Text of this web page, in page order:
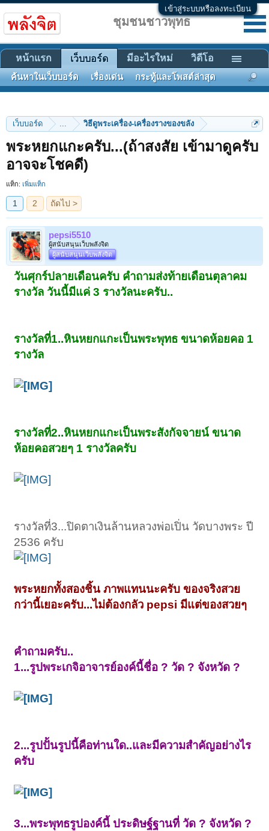
เข้าสู่ระบบหรือลงทะเบียน
เว็บบอร์ด ... วิธีดูพระเครื่อง-เครื่องรางของขลัง
พระหยกแกะครับ...(ถ้าสงสัย เข้ามาดูครับ
อาจจะโชคดี)
แท็ก: เพิ่มแท็ก
1 2 ถัดไป >
pepsi5510
ผู้สนับสนุนเว็บพลังจิต
ผู้สนับสนุนเว็บพลังจิต
วันศุกร์ปลายเดือนครับ คําถามส่งท้ายเดือนตุลาคม
รางวัล วันนี้มีแค่ 3 รางวัลนะครับ..
รางวัลที่1..หินหยกแกะเป็นพระพุทธ ขนาดห้อยคอ 1
รางวัล
รางวัลที่2..หินหยกแกะเป็นพระสังกัจจายน์ ขนาด
ห้อยคอสวยๆ 1 รางวัลครับ
รางวัลที่3...ปิดตาเงินล้านหลวงพ่อเปิ่น วัดบางพระ ปี
2536 ครับ
พระหยกทั้งสองชิ้น ภาพแทนนะครับ ของจริงสวย
กว่านี้เยอะครับ...ไม่ต้องกลัว pepsi มีแต่ของสวยๆ
คําถามครับ..
1...รูปพระเกจิอาจารย์องค์นี้ชื่อ ? วัด ? จังหวัด ?
2...รูปปั้นรูปนี้คือท่านใด..และมีความสําคัญอย่างไร
ครับ
3...พระพุทธรูปองค์นี้ ประดิษฐ์ฐานที่ วัด ? จังหวัด ?
ชุมชนชาวพุทธ
หน้าแรก เว็บบอร์ด
ค้นหาในเว็บบอร์ด เรื่องเด่น กระทู้และโพสต์ล่าสุด
มีอะไรใหม่ วิดีโอ